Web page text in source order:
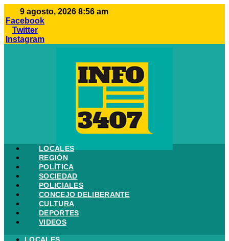
al
contenido
9 agosto, 2026 8:56 am
Facebook
Twitter
Instagram
LOCALES
REGIÓN
POLÍTICA
SOCIEDAD
POLICIALES
CONCEJO DELIBERANTE
CULTURA
DEPORTES
VIDEOS